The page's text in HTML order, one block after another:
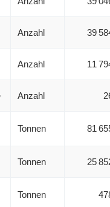
Anzahl 39
Anzahl 11
Anzahl
Tonnen 81
Tonnen 25
Tonnen